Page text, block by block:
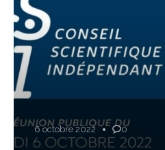
6 octobre 2022 0